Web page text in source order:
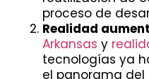
proceso de
Realidad
Arkansas y
tecnologías ya
el panorama del